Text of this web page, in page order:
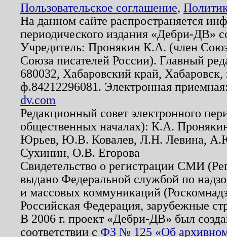
Пользовательское соглашение,
На данном сайте распространяется
периодического издания «Дебри-ДВ»
Учредитель: Пронякин К.А. (член
Союза писателей России). Главный
680032, Хабаровский край,
ф.84212296081. Электронная
dv.com
Редакционный совет электронного
общественных началах): К.А.
Юрьев, Ю.В. Ковалев, Л.Н. Левина,
Сухинин, О.В. Егорова
Свидетельство о регистрации СМИ
выдано Федеральной службой по
и массовых коммуникаций
Российская Федерация, зарубежные
В 2006 г. проект «Дебри-ДВ» был
соответствии с ФЗ № 125 «Об